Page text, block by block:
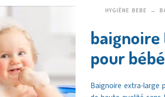
HYGIÈNE BEBE
pour
Baignoire extra-large